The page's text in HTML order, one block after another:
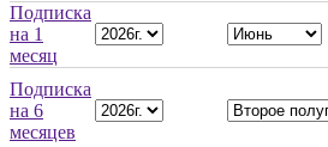
Подписка
на 1
месяц
Подписка
на 6
месяцев